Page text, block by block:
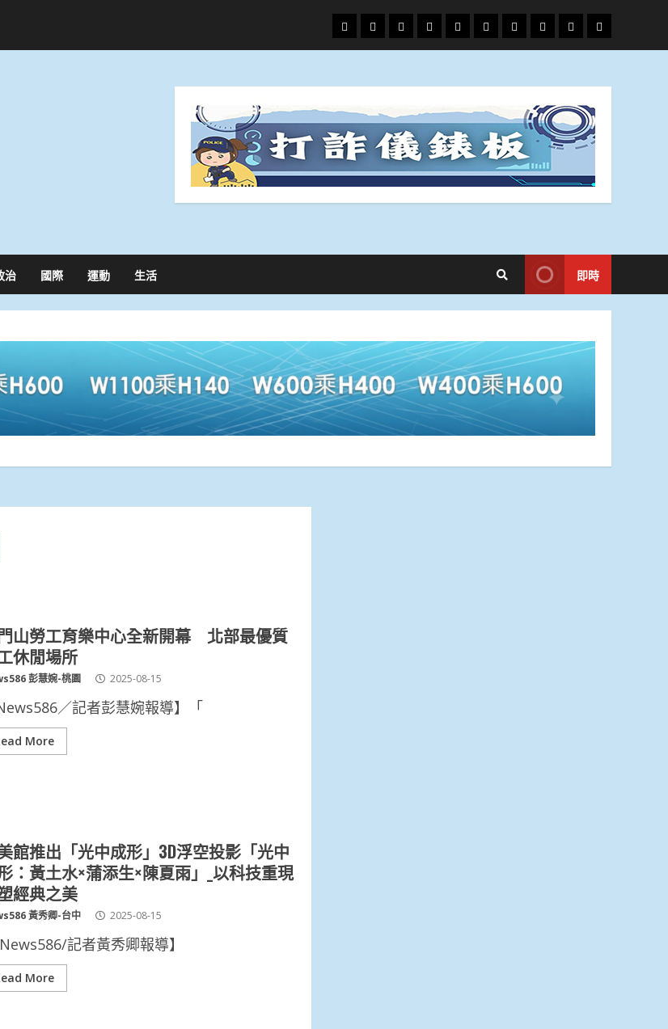
頭
條
財
經
地
方.
文
教.
專
題
娛
樂
政
治
國
際
運
動
生
活
治 國際 運動 生活 即時
山勞工育樂中心全新開幕 北部最優質
休閒場所
彭慧婉-桃園 2025-08-15
News586／記者彭慧婉報導】「
More
館推出「光中成形」3D浮空投影「光中
：黃土水×蒲添生×陳夏雨」_以科技重現
經典之美
黃秀卿-台中 2025-08-15
News586/記者黃秀卿報導】
More